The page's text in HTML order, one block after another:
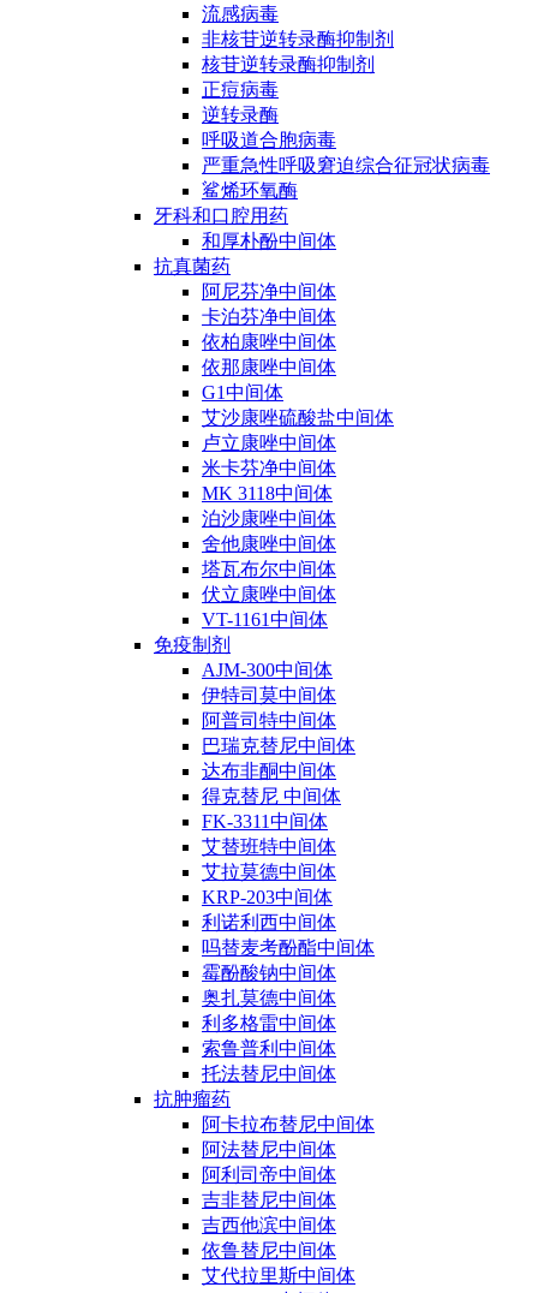
流感病毒
非核苷逆转录酶抑制剂
核苷逆转录酶抑制剂
正痘病毒
逆转录酶
呼吸道合胞病毒
严重急性呼吸窘迫综合征冠状病毒
鲨烯环氧酶
牙科和口腔用药
和厚朴酚中间体
抗真菌药
阿尼芬净中间体
卡泊芬净中间体
依柏康唑中间体
依那康唑中间体
G1中间体
艾沙康唑硫酸盐中间体
卢立康唑中间体
米卡芬净中间体
MK 3118中间体
泊沙康唑中间体
舍他康唑中间体
塔瓦布尔中间体
伏立康唑中间体
VT-1161中间体
免疫制剂
AJM-300中间体
伊特司莫中间体
阿普司特中间体
巴瑞克替尼中间体
达布非酮中间体
得克替尼 中间体
FK-3311中间体
艾替班特中间体
艾拉莫德中间体
KRP-203中间体
利诺利西中间体
吗替麦考酚酯中间体
霉酚酸钠中间体
奥扎莫德中间体
利多格雷中间体
索鲁普利中间体
托法替尼中间体
抗肿瘤药
阿卡拉布替尼中间体
阿法替尼中间体
阿利司帝中间体
吉非替尼中间体
吉西他滨中间体
依鲁替尼中间体
艾代拉里斯中间体